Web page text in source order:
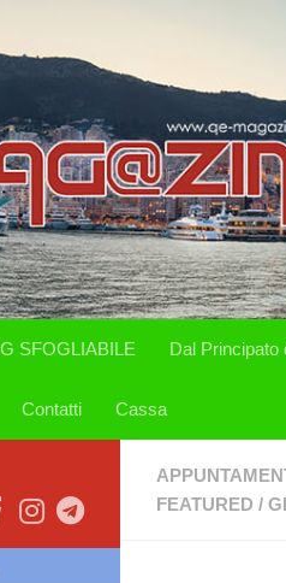
SFOGLIABILE Dal Principato
Contatti Cassa
FEATURED /